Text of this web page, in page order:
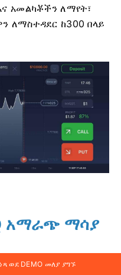
አመልካቾችን ለማየት፣
ለማስተዳደር ከ300 በላይ
አማራጭ ማሳያ
ወደ DEMO መለያ ያግኙ